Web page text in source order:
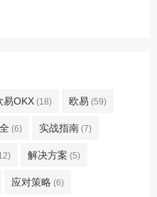
易OKX (18) 欧易 (59)
(6) 实战指南 (7)
解决方案 (5)
应对策略 (6)